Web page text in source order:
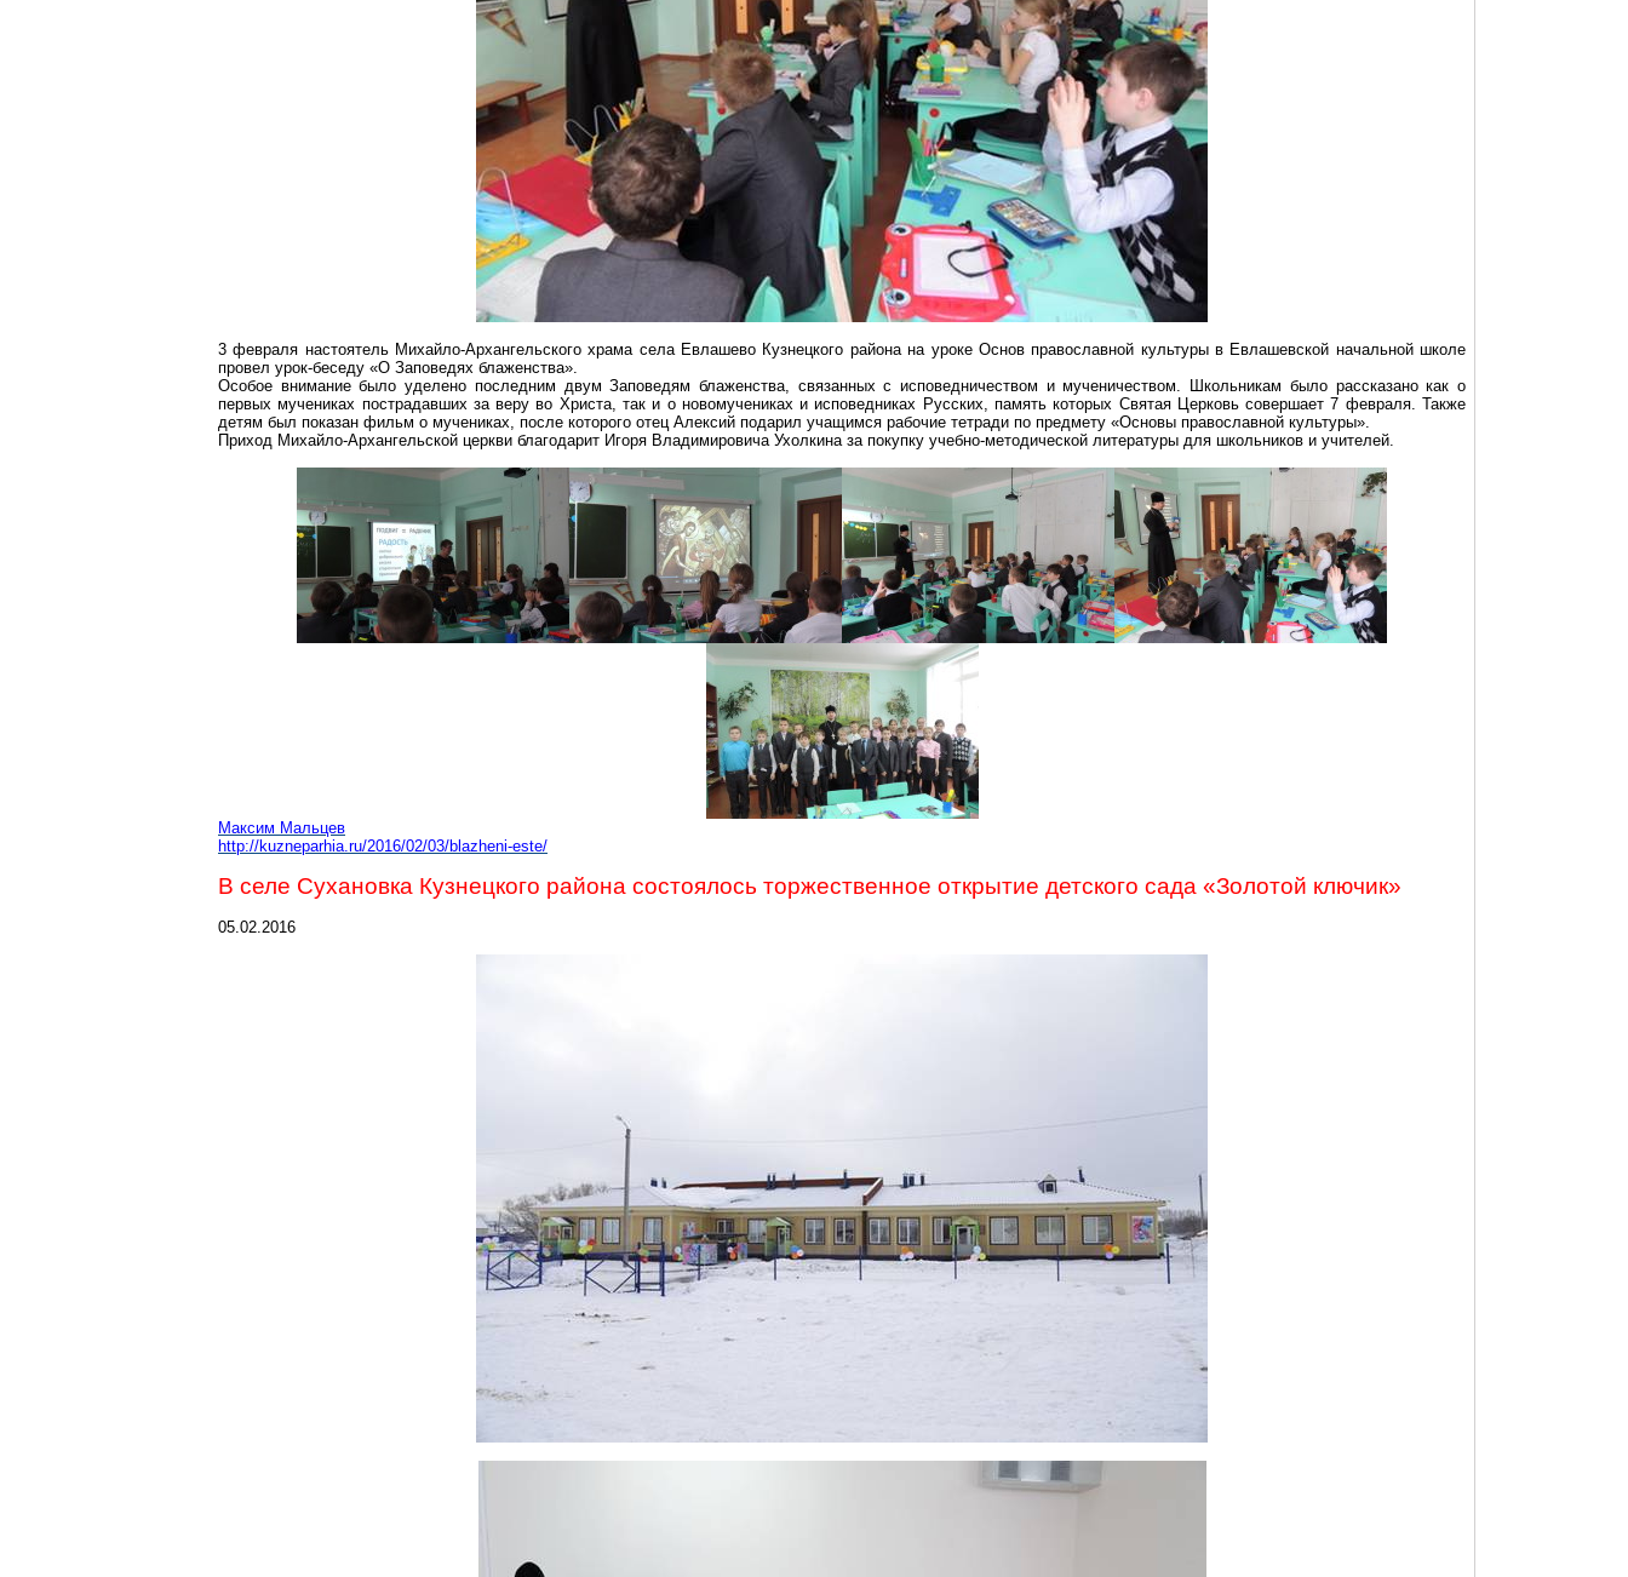
3 февраля настоятель Михайло-Архангельского храма села Евлашево Кузнецкого района на урокеОснов православной культуры в Евлашевской начальной школе
провел урок-беседу «О Заповедях блаженства».
Особое внимание было уделено последним двум Заповедям блаженства, связанныхсисповедничеством и мученичеством. Школьникам было рассказано как о
первых мучениках пострадавших за веру во Христа, так и о новомученикахи исповедниках Русских, память которых Святая Церковь совершает 7 февраля. Также
детям был показан фильм о мучениках, после которого отец Алексий подарил учащимся рабочие тетради по предмету «Основы православной культуры».
Приход Михайло-Архангельской церкви благодарит Игоря Владимировича Ухолкиназа покупку учебно-методической литературы для школьников и учителей.
Максим Мальцев
http://kuzneparhia.ru/2016/02/03/blazheni-este/
В селе Сухановка Кузнецкого района состоялось торжественное открытие детского сада «Золотой ключик»
05.02.2016